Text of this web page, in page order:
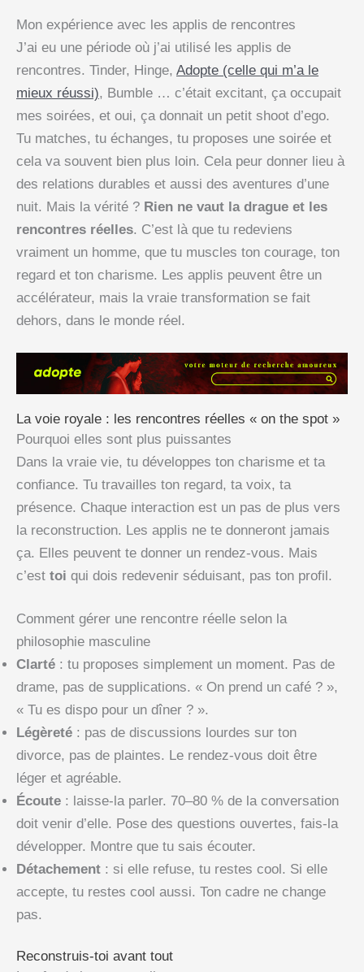
Mon expérience avec les applis de rencontres
J’ai eu une période où j’ai utilisé les applis de
rencontres. Tinder, Hinge, Adopte (celle qui m’a le
mieux réussi), Bumble … c’était excitant, ça occupait
mes soirées, et oui, ça donnait un petit shoot d’ego.
Tu matches, tu échanges, tu proposes une soirée et
cela va souvent bien plus loin. Cela peur donner lieu à
des relations durables et aussi des aventures d’une
nuit. Mais la vérité ? Rien ne vaut la drague et les
rencontres réelles. C’est là que tu redeviens
vraiment un homme, que tu muscles ton courage, ton
regard et ton charisme. Les applis peuvent être un
accélérateur, mais la vraie transformation se fait
dehors, dans le monde réel.
La voie royale : les rencontres réelles « on the spot »
Pourquoi elles sont plus puissantes
Dans la vraie vie, tu développes ton charisme et ta
confiance. Tu travailles ton regard, ta voix, ta
présence. Chaque interaction est un pas de plus vers
la reconstruction. Les applis ne te donneront jamais
ça. Elles peuvent te donner un rendez-vous. Mais
c’est toi qui dois redevenir séduisant, pas ton profil.
Comment gérer une rencontre réelle selon la
philosophie masculine
Clarté : tu proposes simplement un moment. Pas de
drame, pas de supplications. « On prend un café ? »,
« Tu es dispo pour un dîner ? ».
Légèreté : pas de discussions lourdes sur ton
divorce, pas de plaintes. Le rendez-vous doit être
léger et agréable.
Écoute : laisse-la parler. 70–80 % de la conversation
doit venir d’elle. Pose des questions ouvertes, fais-la
développer. Montre que tu sais écouter.
Détachement : si elle refuse, tu restes cool. Si elle
accepte, tu restes cool aussi. Ton cadre ne change
pas.
Reconstruis-toi avant tout